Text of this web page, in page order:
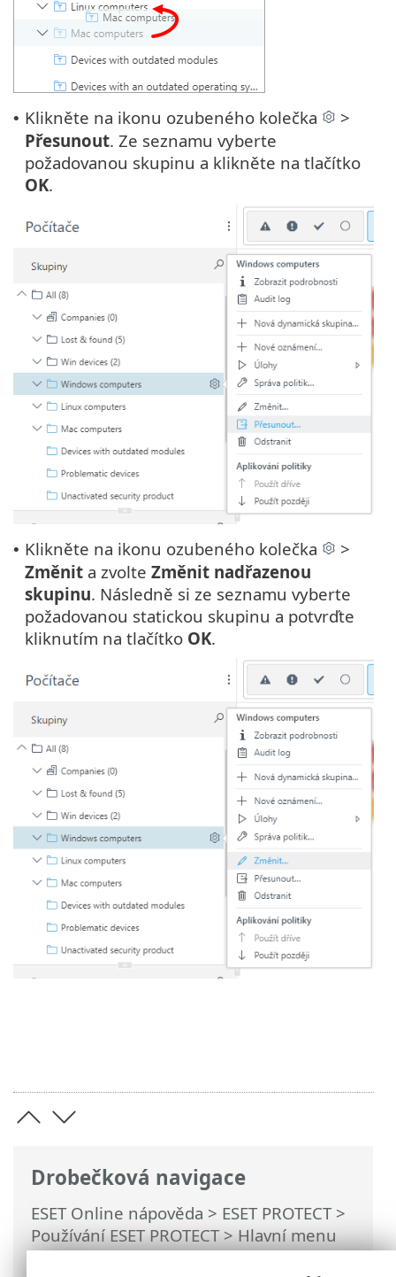
Drobečková navigace
ESET Online nápověda > ESET PROTECT>
Používání ESET PROTECT>Hlavní menu
ESET PROTECT>Počítače>Skupiny>
• Klikněte na ikonu ozubeného kolečka
>
Přesunout. Ze seznamu vyberte
požadovanou skupinu a klikněte na tlačítko
OK.
• Klikněte na ikonu ozubeného kolečka
>
Změnit a zvolte Změnit nadřazenou
skupinu. Následně si ze seznamu vyberte
požadovanou statickou skupinu a potvrďte
kliknutím na tlačítko OK.